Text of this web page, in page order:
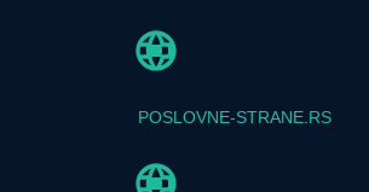
POSLOVNE-STRANE.RS